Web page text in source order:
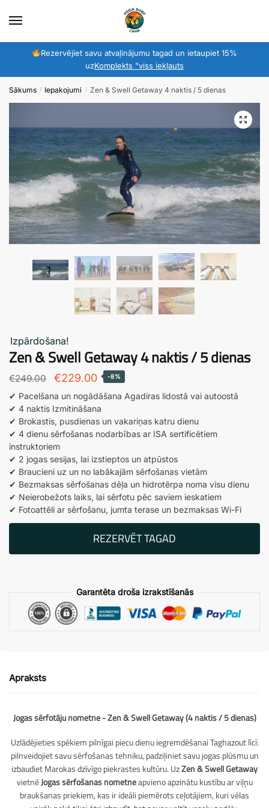
uz
uz
Rezervējiet savu atvaļinājumu tagad un ietaupiet 15%
uzKomplekts "viss iekļauts
Sākums / Iepakojumi / Zen & Swell Getaway 4 naktis / 5 dienas
🔍
Izpārdošana!
Zen & Swell Getaway 4 naktis / 5 dienas
€249.00
Sākotnējā
cena
bija:
€249.00.
€229.00Pašreizējā
cena
ir:
€229.00.
-8%
✔ Pacelšana un nogādāšana Agadiras lidostā vai autoostā
✔ 4 naktis Izmitināšana
✔ Brokastis, pusdienas un vakariņas katru dienu
✔ 4 dienu sērfošanas nodarbības ar ISA sertificētiem
instruktoriem
✔ 2 jogas sesijas, lai izstieptos un atpūstos
✔ Braucieni uz un no labākajām sērfošanas vietām
✔ Bezmaksas sērfošanas dēļa un hidrotērpa noma visu dienu
✔ Neierobežots laiks, lai sērfotu pēc saviem ieskatiem
✔ Fotoattēli ar sērfošanu, jumta terase un bezmaksas Wi-Fi
REZERVĒT TAGAD
Garantēta droša izrakstīšanās
Apraksts
Jogas sērfotāju nometne - Zen & Swell Getaway (4 naktis / 5 dienas)
Uzlādējieties spēkiem pilnīgai piecu dienu iegremdēšanai Taghazout līcī:
pilnveidojiet savu sērfošanas tehniku, padziļiniet savu jogas plūsmu un
izbaudiet Marokas dzīvīgo piekrastes kultūru. UzZen & Swell Getaway
vietnēJogas sērfošanas nometneapvieno apzinātu kustību ar viļņu
braukšanas priekiem, kas ir ideāli piemērots ceļotājiem, kuri vēlas